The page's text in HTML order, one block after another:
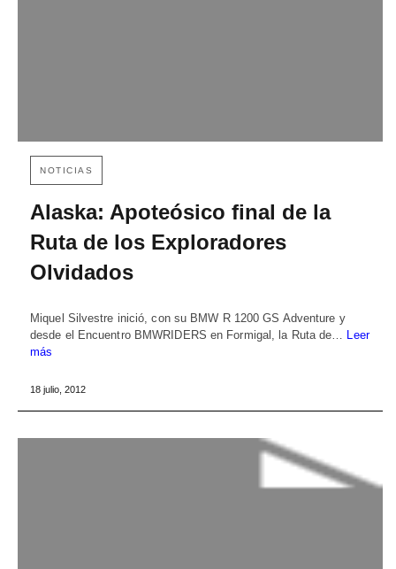
NOTICIAS
Alaska: Apoteósico final de la
Ruta de los Exploradores
Olvidados
Miquel Silvestre inició, con su BMW R 1200 GS Adventure y
desde el Encuentro BMWRIDERS en Formigal, la Ruta de… Leer
más
18 julio, 2012